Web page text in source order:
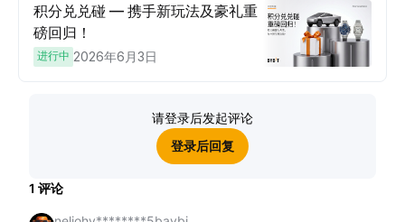
积分兑兑碰 — 携手新玩法及豪礼重
磅回归！
进行中 2026年6月3日
请登录后发起评论
登录后回复
1 评论